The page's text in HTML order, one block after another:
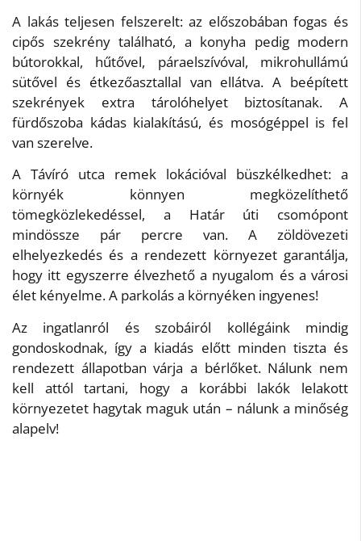
A lakás teljesen felszerelt: az előszobában fogas és
cipős szekrény található, a konyha pedig modern
bútorokkal, hűtővel, páraelszívóval, mikrohullámú
sütővel és étkezőasztallal van ellátva. A beépített
szekrények extra tárolóhelyet biztosítanak. A
fürdőszoba kádas kialakítású, és mosógéppel is fel
van szerelve.
A Távíró utca remek lokációval büszkélkedhet: a
környék könnyen megközelíthető
tömegközlekedéssel, a Határ úti csomópont
mindössze pár percre van. A zöldövezeti
elhelyezkedés és a rendezett környezet garantálja,
hogy itt egyszerre élvezhető a nyugalom és a városi
élet kényelme. A parkolás a környéken ingyenes!
Az ingatlanról és szobáiról kollégáink mindig
gondoskodnak, így a kiadás előtt minden tiszta és
rendezett állapotban várja a bérlőket. Nálunk nem
kell attól tartani, hogy a korábbi lakók lelakott
környezetet hagytak maguk után – nálunk a minőség
alapelv!